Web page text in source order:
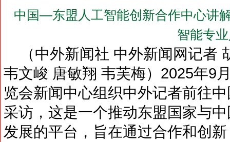
中国—东盟人工智能创新合作中心讲
智能专
（中外新闻社 中外新闻网记者
韦文峻 唐敏翔 韦芙梅）2025年9
览会新闻中心组织中外记者前往
采访，这是一个推动东盟国家与
发展的平台，旨在通过合作和创